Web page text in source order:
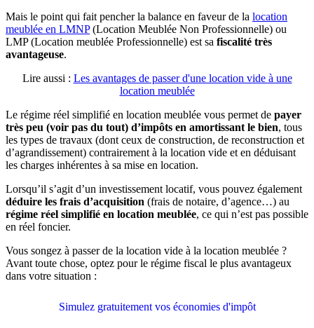
Mais le point qui fait pencher la balance en faveur de la location
meublée en LMNP(Location Meublée Non Professionnelle) ou
LMP (Location meublée Professionnelle) est sa fiscalité très
avantageuse.
Lire aussi : Les avantages de passer d'une location vide à une
location meublée
Le régime réel simplifié en location meublée vous permet de payer
très peu (voir pas du tout) d’impôts en amortissant le bien, tous
les types de travaux (dont ceux de construction, de reconstruction et
d’agrandissement) contrairement à la location vide et en déduisant
les charges inhérentes à sa mise en location.
Lorsqu’il s’agit d’un investissement locatif, vous pouvez également
déduire les frais d’acquisition (frais de notaire, d’agence…) au
régime réel simplifié en location meublée, ce qui n’est pas possible
en réel foncier.
Vous songez à passer de la location vide à la location meublée ?
Avant toute chose, optez pour le régime fiscal le plus avantageux
dans votre situation :
Simulez gratuitement vos économies d'impôt